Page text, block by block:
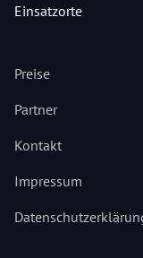
Einsatzorte
Preise
Partner
Kontakt
Impressum